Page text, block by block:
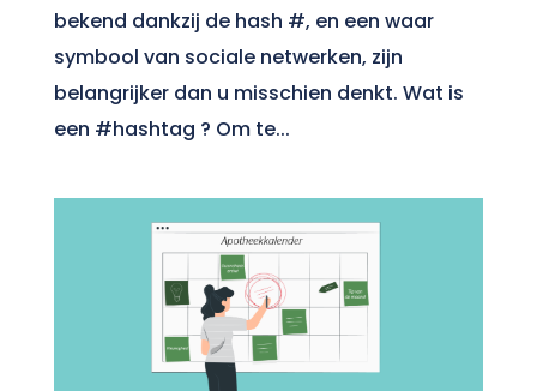
bekend dankzij de hash #, en een waar
symbool van sociale netwerken, zijn
belangrijker dan u misschien denkt. Wat is
een #hashtag ? Om te...